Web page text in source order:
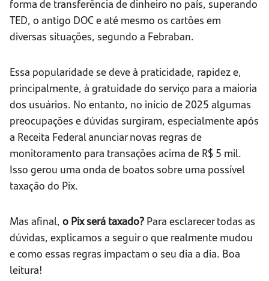
forma de transferência de dinheiro no país, superando
TED, o antigo DOC e até mesmo os cartões em
diversas situações, segundo a Febraban.
Essa popularidade se deve à praticidade, rapidez e,
principalmente, à gratuidade do serviço para a maioria
dos usuários. No entanto, no início de 2025 algumas
preocupações e dúvidas surgiram, especialmente após
a Receita Federal anunciar novas regras de
monitoramento para transações acima de R$ 5 mil.
Isso gerou uma onda de boatos sobre uma possível
taxação do Pix.
Mas afinal, o Pix será taxado? Para esclarecer todas as
dúvidas, explicamos a seguir o que realmente mudou
e como essas regras impactam o seu dia a dia. Boa
leitura!